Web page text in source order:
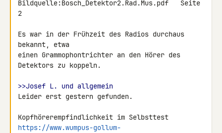
Bildquelle:Bosch_Detektor2.Rad.Mus.pdf   Seite
2
Es war in der Frühzeit des Radios durchaus
bekannt, etwa
einen Grammophontrichter an den Hörer des
Detektors zu koppeln.
>>Josef L. und allgemein
Leider erst gestern gefunden.
https://www.wumpus-gollum-